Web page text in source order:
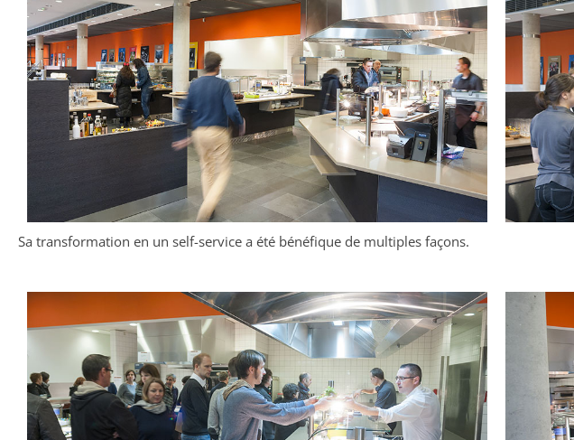
Sa transformation en un self-service a été bénéfique de multiples façons.